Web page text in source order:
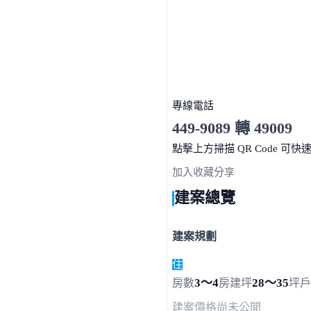
專線電話
449-9089 轉 49009
服務時間 10:00～19:00
點擊上方掃描 QR Code 可快
加入收藏分享
建案總覽
建案規劃
住
房數3～4房建坪28～35坪
建案價格尚未公開